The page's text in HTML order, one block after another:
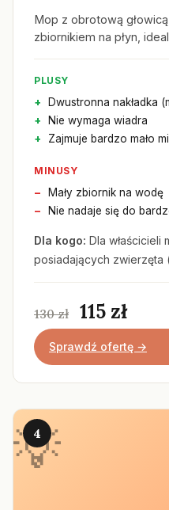
Mop z obrotową
zbiornikiem na płyn,
PLUSY
Dwustronna nakładka
Nie wymaga wiadra
Zajmuje bardzo mało
MINUSY
Mały zbiornik na wodę
Nie nadaje się do
Dla kogo: Dla właścicieli
posiadających
130 zł 115 zł
Sprawdź ofertę →
4